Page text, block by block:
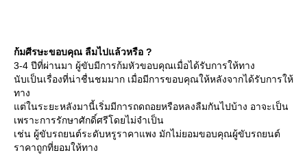
ก้มศีรษะขอบคุณ ลืมไปแล้วหรือ ?
3-4 ปีที่ผ่านมา ผู้ขับมีการก้มหัวขอบคุณเมื่อได้รับการให้ทาง
นับเป็นเรื่องที่น่าชื่นชมมาก เมื่อมีการขอบคุณให้หลังจากได้รับการให้
ทาง
ต่ในระยะหลังมานี้เริ่มมีการถดถอยหรือหลงลืมกันไปบ้าง อาจะเป็น
เพราะการรักษาศักดิ์ศรีโดยไม่จำเป็น
เช่น ผู้ขับรถยนต์ระดับหรูราคาแพง มักไม่ยอมขอบคุณผู้ขับรถยนต์
ราคาถูกที่ยอมให้ทาง